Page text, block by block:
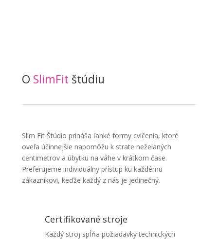
O SlimFit štúdiu
Slim Fit Štúdio prináša ľahké formy cvičenia, ktoré
oveľa účinnejšie napomôžu k strate neželaných
centimetrov a úbytku na váhe v krátkom čase.
Preferujeme individuálny prístup ku každému
zákazníkovi, keďže každý z nás je jedinečný.
Certifikované stroje
Každý stroj spĺňa požiadavky technických